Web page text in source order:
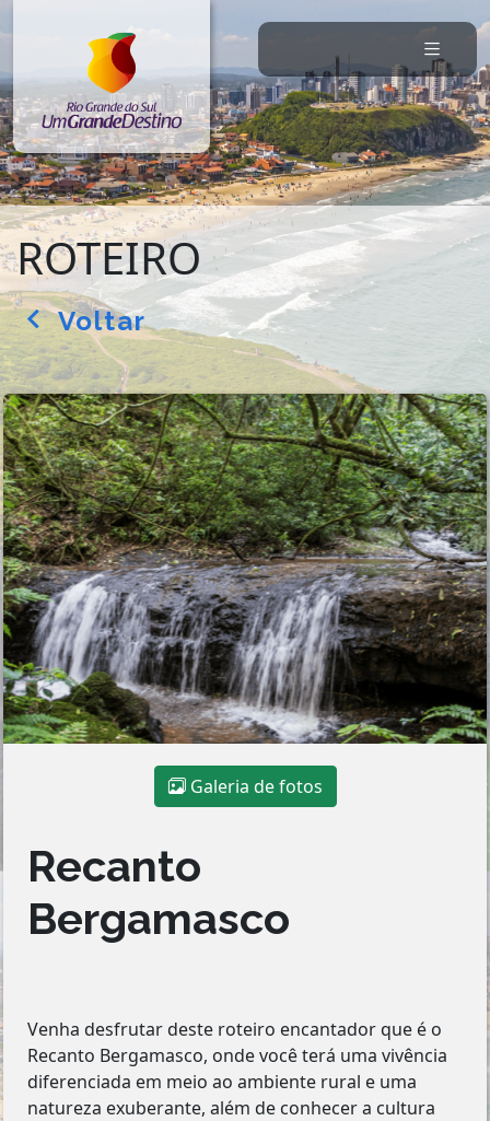
ROTEIRO
arrow_back_ios Voltar
Galeria de fotos
Recanto
Bergamasco
Venha desfrutar deste roteiro encantador que é o
Recanto Bergamasco, onde você terá uma vivência
diferenciada em meio ao ambiente rural e uma
natureza exuberante, além de conhecer a cultura